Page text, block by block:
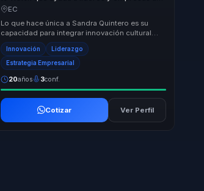
convertir innovacion cultural en crecimiento,
EC
Lo que hace única a Sandra Quintero es su
capacidad para integrar innovación cultural
con liderazgo femenino, ofreciendo un
enfoque que n...
Innovación Liderazgo
Estrategia Empresarial
20años 3conf.
Cotizar Ver Perfil